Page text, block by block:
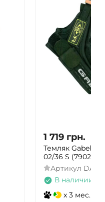
1 719 грн.
Темляк Gabel
02/36 S
Артикул
В наличии
x 3 мес.